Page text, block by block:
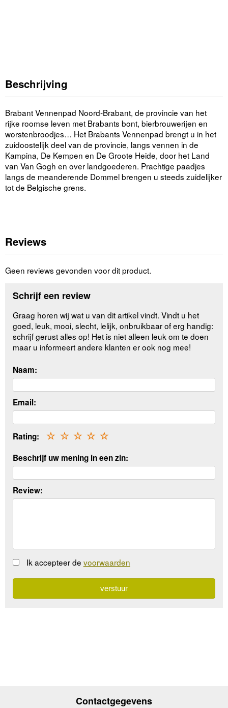
Beschrijving
Brabant Vennenpad Noord-Brabant, de provincie van het
rijke roomse leven met Brabants bont, bierbrouwerijen en
worstenbroodjes… Het Brabants Vennenpad brengt u in het
zuidoostelijk deel van de provincie, langs vennen in de
Kampina, De Kempen en De Groote Heide, door het Land
van Van Gogh en over landgoederen. Prachtige paadjes
langs de meanderende Dommel brengen u steeds zuidelijker
tot de Belgische grens.
Reviews
Geen reviews gevonden voor dit product.
Schrijf een review
Graag horen wij wat u van dit artikel vindt. Vindt u het
goed, leuk, mooi, slecht, lelijk, onbruikbaar of erg handig:
schrijf gerust alles op! Het is niet alleen leuk om te doen
maar u informeert andere klanten er ook nog mee!
Naam:
Email:
Rating: ☆
☆
☆
☆
☆
Beschrijf uw mening in een zin:
Review:
Ik accepteer de voorwaarden
Contactgegevens